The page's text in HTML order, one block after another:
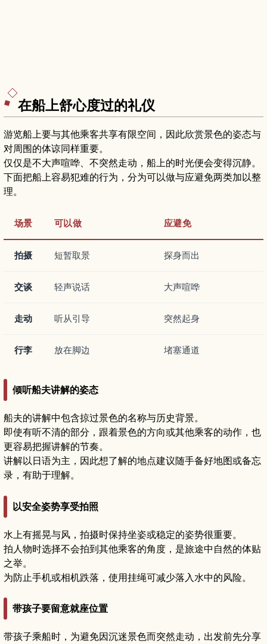
在船上舒心度过的礼仪
游览船上要与其他乘客共享有限空间，因此欣赏景色的姿态与
对周围的体谅同样重要。
仅仅是不大声喧哗、不突然走动，船上的时光便会变得沉静。
下面把船上容易犯难的行为，分为可以做与应避免两类加以整
理。
场景 可以做 应避免
拍摄 短暂取景 探身而出
交谈 轻声说话 大声喧哗
走动 听从引导 突然起身
行李 放在脚边 堵塞通道
倾听船夫讲解的姿态
船夫的讲解中包含掠过景色的名称与历史背景。
即使有听不清的部分，跟着景色的方向或其他乘客的动作，也
更容易把握讲解的节奏。
讲解以日语为主，因此想了解的地点建议随手备好地图或备忘
录，有助于理解。
以安全姿势享受拍照
水上有摇晃与风，拍摄时保持坐姿或稳定的姿势很重要。
拍人物时选择不会拍到其他乘客的角度，是旅途中自然的体贴
之举。
为防止手机或相机跌落，使用挂绳可减少落入水中的风险。
带孩子要留意就座位置
带孩子乘船时，为避免因沉迷景色而突然走动，出发前先分享